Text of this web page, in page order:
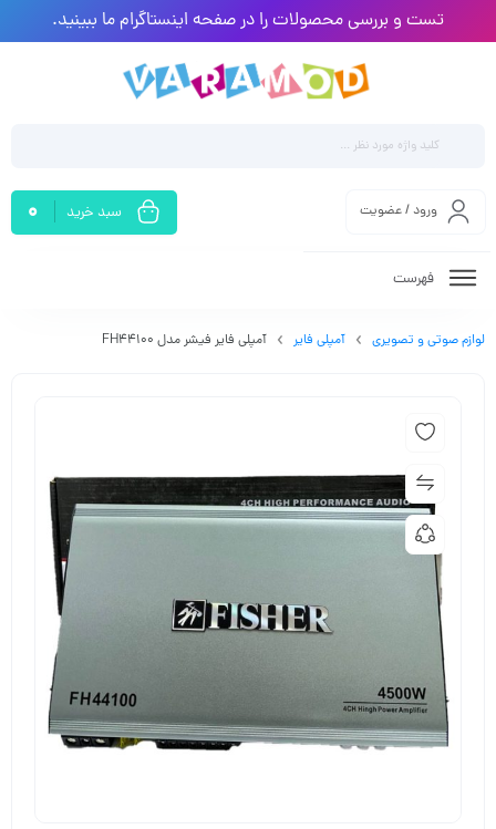
تست و بررسی محصولات را در صفحه اینستاگرام ما ببینید.
ورود / عضویت سبد خرید 0
فهرست
لوازم صوتی و تصویری آمپلی فایر آمپلی فایر فیشر مدل FH44100